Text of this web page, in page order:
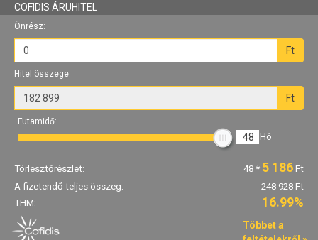
COFIDIS ÁRUHITEL
Önrész:
Ft
Hitel összege:
Ft
Futamidő:
48 Hó
Törlesztőrészlet: 48 * 5 186 Ft
A fizetendő teljes összeg:
248 928 Ft
THM:
16.99%
Többet a